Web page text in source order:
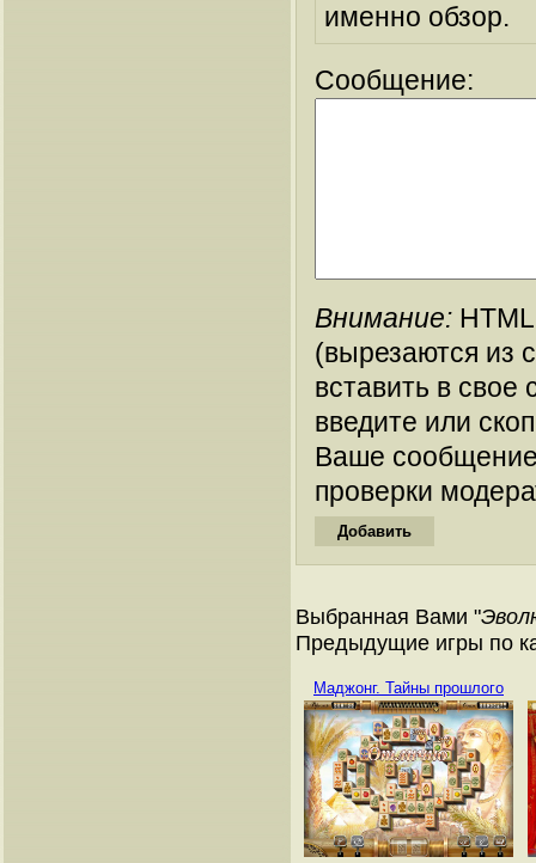
именно обзор.
Сообщение:
Внимание:
(вырезаются из
вставить в
введите или
Ваше
проверки
Выбранная Вами "
Предыдущие игры по
Маджонг. Тайны прошлого